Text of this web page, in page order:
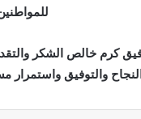
كرم خالص الشكر
والتوفيق